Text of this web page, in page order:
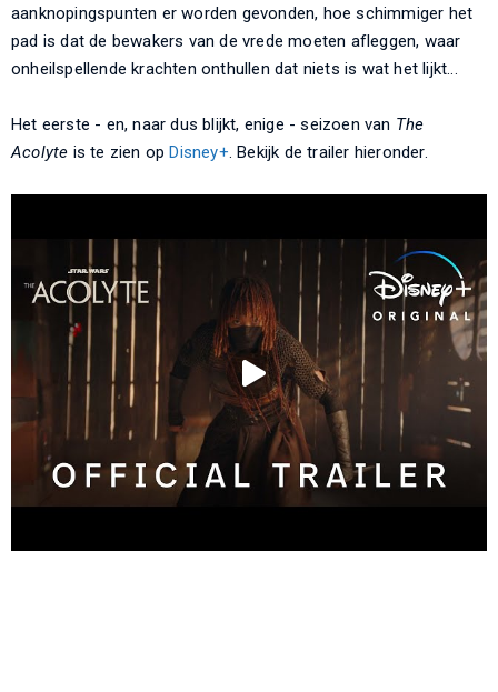
aanknopingspunten er worden gevonden, hoe schimmiger het
pad is dat de bewakers van de vrede moeten afleggen, waar
onheilspellende krachten onthullen dat niets is wat het lijkt...
Het eerste - en, naar dus blijkt, enige - seizoen van The
Acolyte is te zien opDisney+. Bekijk de trailer hieronder.